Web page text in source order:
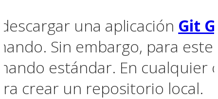
una aplicación Git
Sin embargo, para
estándar. En cualquier
crear un repositorio local.